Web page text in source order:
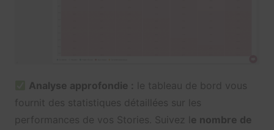
Analyse approfondie : le tableau de bord vous
fournit des statistiques détaillées sur les
performances de vos Stories. Suivez l e nombre de